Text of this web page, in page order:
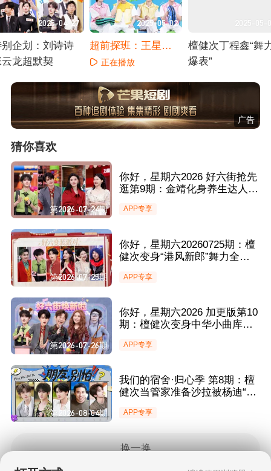
2025-04-27
企划：刘诗诗
龙超默契
2025-05-02
超前探班：王星越
敖瑞鹏高能PK
正在播放
2025-05-
檀健次丁程鑫“舞
爆表”
广告
猜你喜欢
第2026-07-24期
你好，星期六2026 好六街抢先
逛第9期：金靖化身养生达人暖
次只求体面下班
APP专享
第2026-07-25期
你好，星期六20260725期：檀
健次变身“港风新郎”舞力全开
楠金靖
APP专享
第2026-07-26期
你好，星期六2026 加更版第10
期：檀健次变身中华小曲库获
若楠不停爆灯
APP专享
第2026-08-04期
我们的宿舍·归心季 第8期：檀
健次当管家准备沙拉被杨迪“吐
APP专享
换一换